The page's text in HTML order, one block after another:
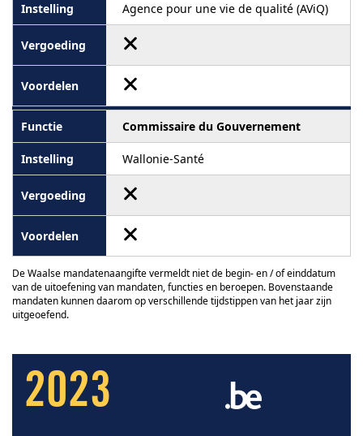
Agence pour une vie de qualité (AViQ)
Commissaire du Gouvernement
Wallonie-Santé
De Waalse mandatenaangifte vermeldt niet de begin- en / of einddatum
van de uitoefening van mandaten, functies en beroepen. Bovenstaande
mandaten kunnen daarom op verschillende tijdstippen van het jaar zijn
uitgeoefend.
2023